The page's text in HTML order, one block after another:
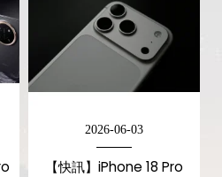
2026-06-03
【快訊】iPhone 18 Pro